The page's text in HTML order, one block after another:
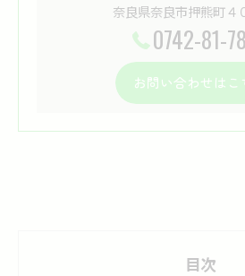
奈良県奈良市押熊町４
0742-81-
お問い合わせはこ
目次